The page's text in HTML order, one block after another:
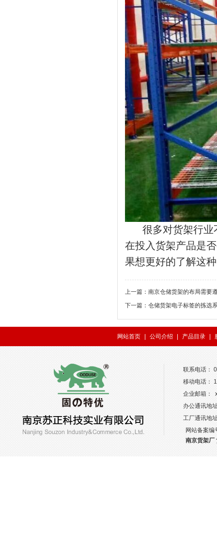
很多对货架行业
在投入货架产品是
果想更好的了解这
上一篇： 南京仓储货架的布局需要
下一篇： 仓储货架电子标签的拣选
网站首页 公司介绍 产品目录
联系电话：
移动电话：
企业邮箱：
办公通讯地
工厂通讯地
网站备案编
南京货架厂